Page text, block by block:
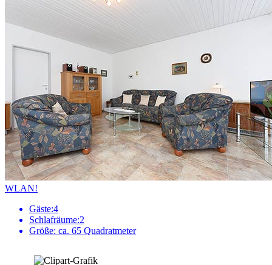
WLAN!
Gäste:4
Schlafräume:2
Größe: ca. 65 Quadratmeter